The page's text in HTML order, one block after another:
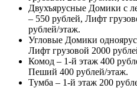
Двухъярусные Домики с
– 550 рублей, Лифт
рублей/этаж.
Угловые Домики
Лифт грузовой 2000
Комод – 1-й этаж 400
Пеший 400 рублей/этаж.
Тумба – 1-й этаж 200